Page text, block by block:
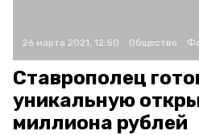
26 марта 2021, 12:50 Общество
Ставрополец
уникальную
миллиона рублей